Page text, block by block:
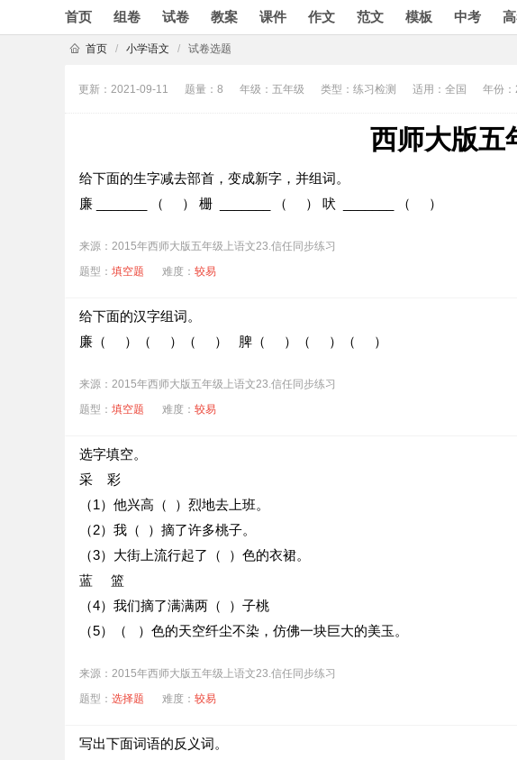
首页 组卷 试卷 教案 课件 作文 范文 模板 中考
首页 / 小学语文 / 试卷选题
更新：2021-09-11 题量：8 年级：五年级 类型：练习检测 适用：全国 年份
西师大版五
给下面的生字减去部首，变成新字，并组词。
廉 _______ （ ） 栅 _______ （ ） 吠 _______ （ ）
来源：2015年西师大版五年级上语文23.信任同步练习
题型： 填空题 难度： 较易
给下面的汉字组词。
廉（ ）（ ）（ ） 脾（ ）（ ）（ ）
来源：2015年西师大版五年级上语文23.信任同步练习
题型： 填空题 难度： 较易
选字填空。
采 彩
（1）他兴高（ ）烈地去上班。
（2）我（ ）摘了许多桃子。
（3）大街上流行起了（ ）色的衣裙。
蓝 篮
（4）我们摘了满满两（ ）子桃
（5）（ ）色的天空纤尘不染，仿佛一块巨大的美玉。
来源：2015年西师大版五年级上语文23.信任同步练习
题型： 选择题 难度： 较易
写出下面词语的反义词。